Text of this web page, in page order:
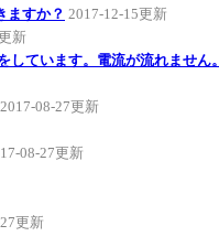
ますか？ 2017-12-15更新
新
ています。電流が流れません。
2017-08-27更新
08-27更新
更新